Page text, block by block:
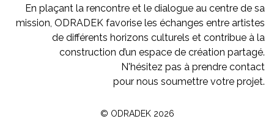
En plaçant la rencontre et le dialogue au centre de sa
mission, ODRADEK favorise les échanges entre artistes
de différents horizons culturels et contribue à la
construction d’un espace de création partagé.
N'hésitez pas à prendre contact
pour nous soumettre votre projet.
© ODRADEK2026